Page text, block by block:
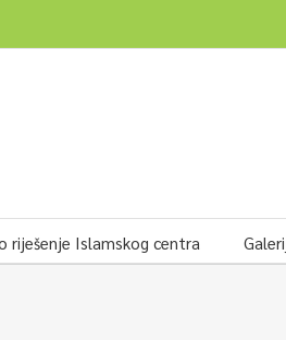
riješenje Islamskog centra